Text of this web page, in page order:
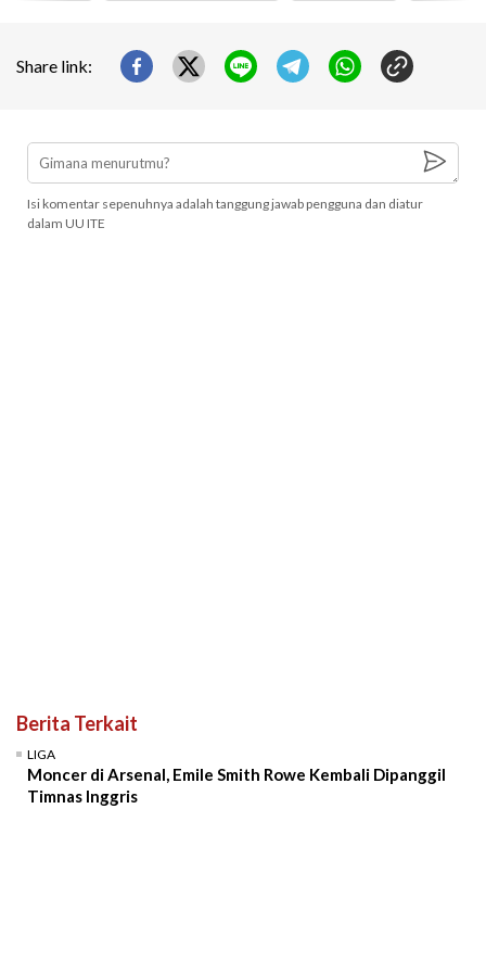
Share link:
Isi komentar sepenuhnya adalah tanggung jawab pengguna dan diatur
dalam UU ITE
Berita Terkait
LIGA
Moncer di Arsenal, Emile Smith Rowe Kembali Dipanggil
Timnas Inggris